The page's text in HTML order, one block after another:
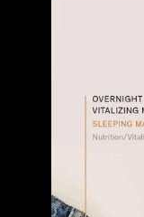
သားရည်ရှယ်ကောင်းလ
09449002478